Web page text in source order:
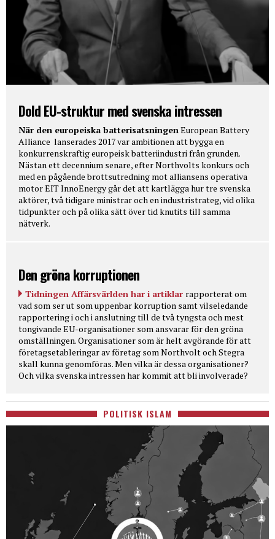
Dold EU-struktur med svenska intressen
När den europeiska batterisatsningenEuropean Battery
Alliance lanserades 2017 var ambitionen att bygga en
konkurrenskraftig europeisk batteriindustri från grunden.
Nästan ett decennium senare, efter Northvolts konkurs och
med en pågående brottsutredning mot alliansens operativa
motor EIT InnoEnergy går det att kartlägga hur tre svenska
aktörer, två tidigare ministrar och en industristrateg, vid olika
tidpunkter och på olika sätt över tid knutits till samma
nätverk.
Den gröna korruptionen
Tidningen Affärsvärlden har i artiklar rapporterat om
vad som ser ut som uppenbar korruption samt vilseledande
rapportering i och i anslutning till de två tyngsta och mest
tongivande EU-organisationer som ansvarar för den gröna
omställningen. Organisationer som är helt avgörande för att
företagsetableringar av företag som Northvolt och Stegra
skall kunna genomföras. Men vilka är dessa organisationer?
Och vilka svenska intressen har kommit att bli involverade?
POLITISK ISLAM